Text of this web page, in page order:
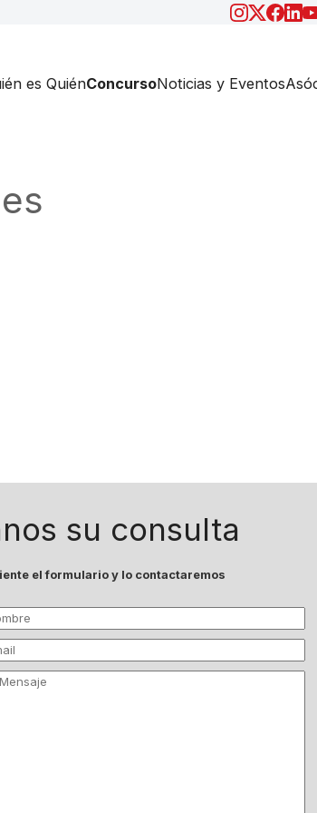
es QuiénConcursoNoticias y Eventos
su consulta
el formulario y lo contactaremos